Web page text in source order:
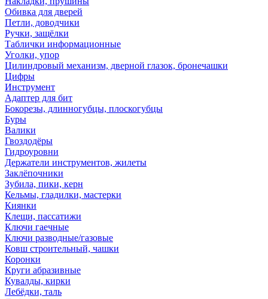
Обивка для дверей
Петли, доводчики
Ручки, защёлки
Таблички информационные
Уголки, упор
Цилиндровый механизм, дверной глазок, бронечашки
Цифры
Инструмент
Адаптер для бит
Бокорезы, длинногубцы, плоскогубцы
Буры
Валики
Гвоздодёры
Гидроуровни
Держатели инструментов, жилеты
Заклёпочники
Зубила, пики, керн
Кельмы, гладилки, мастерки
Киянки
Клещи, пассатижи
Ключи гаечные
Ключи разводные/газовые
Ковш строительный, чашки
Коронки
Круги абразивные
Кувалды, кирки
Лебёдки, таль